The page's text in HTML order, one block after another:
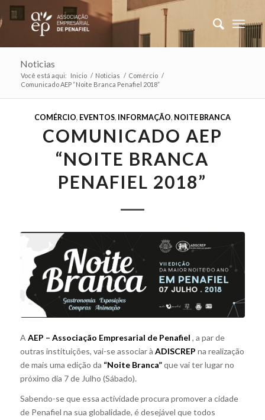
Noticias
Você está aqui: Inicio / Noticias / Comércio /
Comunicado AEP “Noite Branca Penafiel 2018”
COMÉRCIO, EVENTOS, INFORMAÇÃO, NOITE BRANCA
COMUNICADO AEP
“NOITE BRANCA
PENAFIEL 2018”
A AEP – Associação Empresarial de Penafiel , a par de
outras instituições, vai-se associar à ADISCREP na realização
de mais uma edição da “Noite Branca”que vai ter lugar no
próximo dia 7 de Julho (Sábado).
Sabendo-se que essa actividade procura promover a cidade
de Penafiel na sua globalidade, é desejável que todos